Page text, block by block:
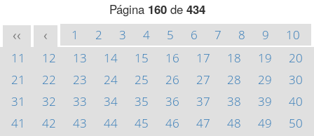
Página 160de 434
<< < 1 2 3 4 5 6 7 8 9
10
11
12 13 14 15 16 17 18 19
20
21
22 23 24 25 26 27 28 29
30
31
32 33 34 35 36 37 38 39
40
41
42 43 44 45 46 47 48 49
50